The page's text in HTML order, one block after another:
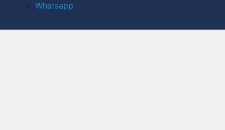
Whatsapp